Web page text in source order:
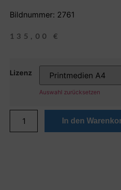
Bildnummer: 2761
135,00 €
Lizenz
Auswahl zurücksetzen
In den